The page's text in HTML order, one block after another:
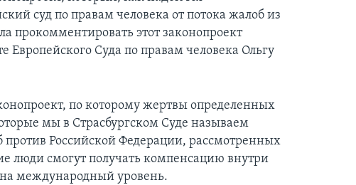
суд по правам человека от потока жалоб из
прокомментировать этот законопроект
Европейского Суда по правам человека Ольгу
по которому жертвы определенных
мы в Страсбургском Суде называем
Российской Федерации, рассмотренных
люди смогут получать компенсацию внутри
международный уровень.